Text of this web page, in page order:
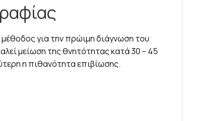
για την πρώιμη διάγνωση του
μείωση της θνητότητας κατά 30 – 45
η πιθανότητα επιβίωσης.